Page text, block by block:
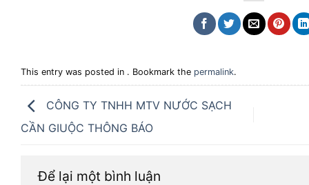
This entry was posted in . Bookmark the permalink.
CÔNG TY TNHH MTV NƯỚC SẠCH
CẦN GIUỘC THÔNG BÁO
Để lại một bình luận